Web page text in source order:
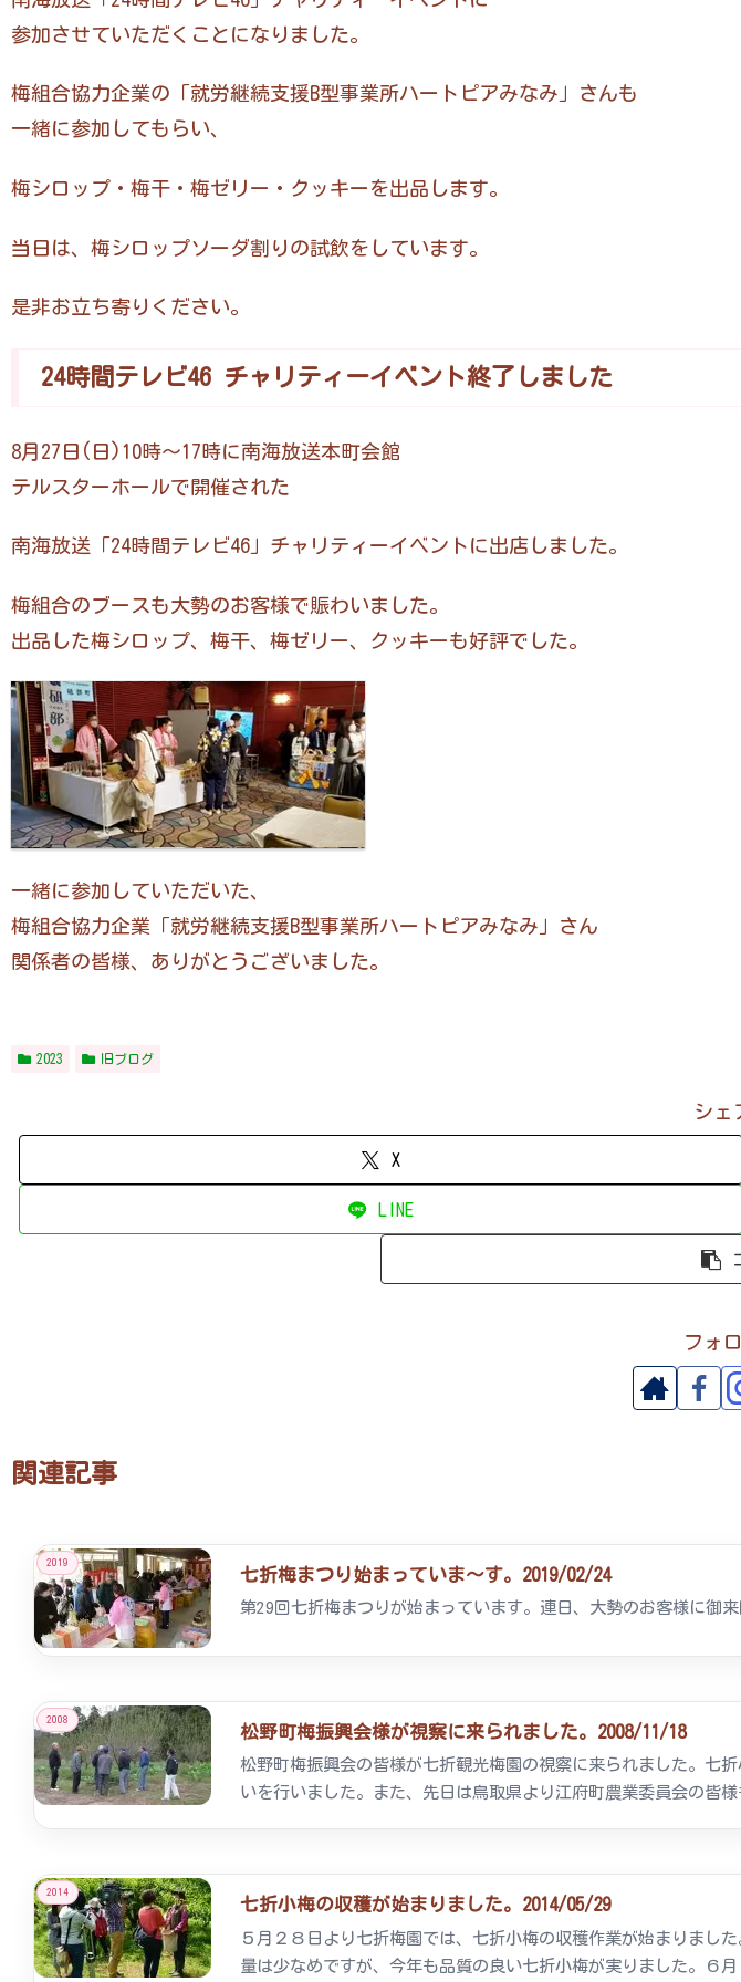
参加させていただくことになりました。
梅組合協力企業の「就労継続支援B型事業所ハートピアみなみ」さんも
一緒に参加してもらい、
梅シロップ・梅干・梅ゼリー・クッキーを出品します。
当日は、梅シロップソーダ割りの試飲をしています。
是非お立ち寄りください。
24時間テレビ46 チャリティーイベント終了しました
8月27日(日)10時〜17時に南海放送本町会館
テルスターホールで開催された
南海放送「24時間テレビ46」チャリティーイベントに出店しました。
梅組合のブースも大勢のお客様で賑わいました。
出品した梅シロップ、梅干、梅ゼリー、クッキーも好評でした。
一緒に参加していただいた、
梅組合協力企業「就労継続支援B型事業所ハートピアみなみ」さん
関係者の皆様、ありがとうございました。
2023 旧ブログ
シェ
X
LINE
フォ
関連記事
2019
七折梅まつり始まっていま～す。2019/02/24
第29回七折梅まつりが始まっています。連日、大勢のお客様に御来
2008
松野町梅振興会様が視察に来られました。2008/11/18
松野町梅振興会の皆様が七折観光梅園の視察に来られました。七
いを行いました。また、先日は鳥取県より江府町農業委員会の皆
2014
七折小梅の収穫が始まりました。2014/05/29
５月２８日より七折梅園では、七折小梅の収穫作業が始まりまし
量は少なめですが、今年も品質の良い七折小梅が実りました。６